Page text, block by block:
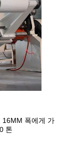
16MM 폭에게 가
톤